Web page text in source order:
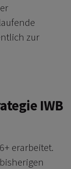
zur
IWB
erarbeitet.